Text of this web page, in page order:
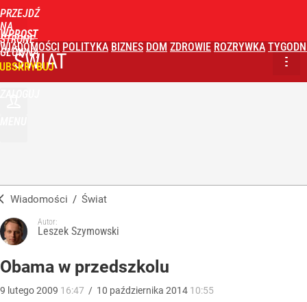
PRZEJDŹ
NA
STRONĘ
GŁÓWNĄ
WPROST
WIADOMOŚCI POLITYKA BIZNES DOM ZDROWIE ROZRYWKA
ŚWIAT
Wiadomości / Świat
Autor:
Leszek Szymowski
Obama w przedszkolu
9 lutego2009 16:47 / 10 października 2014 10:55